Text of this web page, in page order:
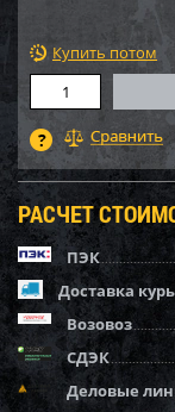
Купить потом
РАСЧЕТ
ПЭК
Доставка
Возовоз
СДЭК
Деловые